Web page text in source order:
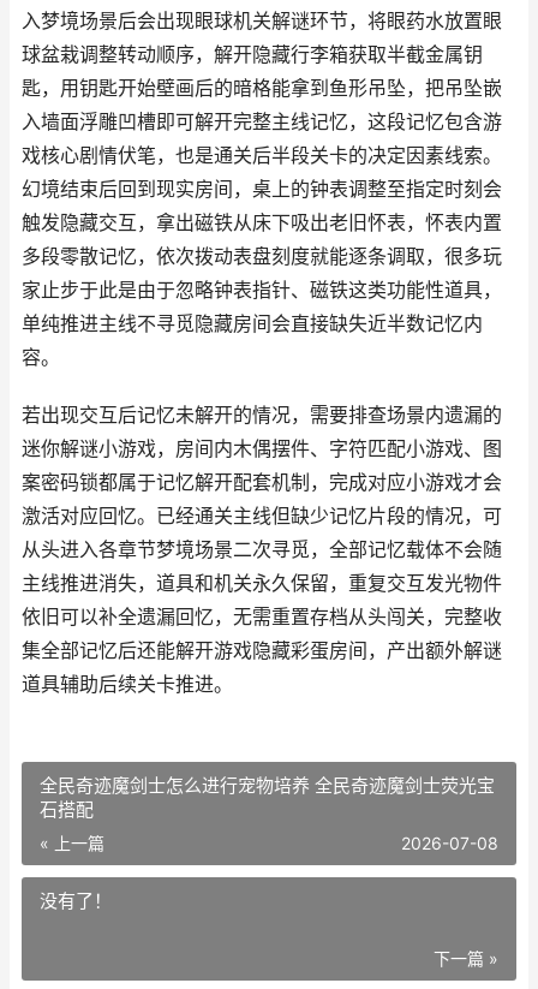
入梦境场景后会出现眼球机关解谜环节，将眼药水放置眼
球盆栽调整转动顺序，解开隐藏行李箱获取半截金属钥
匙，用钥匙开始壁画后的暗格能拿到鱼形吊坠，把吊坠嵌
入墙面浮雕凹槽即可解开完整主线记忆，这段记忆包含游
戏核心剧情伏笔，也是通关后半段关卡的决定因素线索。
幻境结束后回到现实房间，桌上的钟表调整至指定时刻会
触发隐藏交互，拿出磁铁从床下吸出老旧怀表，怀表内置
多段零散记忆，依次拨动表盘刻度就能逐条调取，很多玩
家止步于此是由于忽略钟表指针、磁铁这类功能性道具，
单纯推进主线不寻觅隐藏房间会直接缺失近半数记忆内
容。
若出现交互后记忆未解开的情况，需要排查场景内遗漏的
迷你解谜小游戏，房间内木偶摆件、字符匹配小游戏、图
案密码锁都属于记忆解开配套机制，完成对应小游戏才会
激活对应回忆。已经通关主线但缺少记忆片段的情况，可
从头进入各章节梦境场景二次寻觅，全部记忆载体不会随
主线推进消失，道具和机关永久保留，重复交互发光物件
依旧可以补全遗漏回忆，无需重置存档从头闯关，完整收
集全部记忆后还能解开游戏隐藏彩蛋房间，产出额外解谜
道具辅助后续关卡推进。
全民奇迹魔剑士怎么进行宠物培养 全民奇迹魔剑士荧光宝
石搭配
« 上一篇 2026-07-08
没有了！
下一篇 »